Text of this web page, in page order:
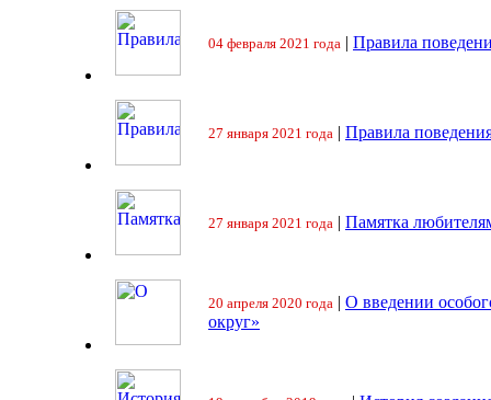
04 февраля 2021 года | Правила
27 января 2021 года | Правила
27 января 2021 года | Памятка
20 апреля 2020 года | О введении
округ»